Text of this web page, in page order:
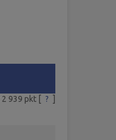
2 939 pkt [ ?